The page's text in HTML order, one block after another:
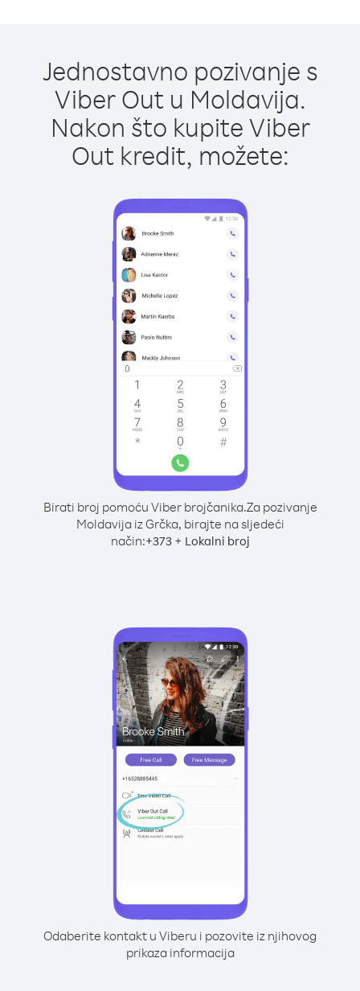
Jednostavno pozivanje s
Viber Out u Moldavija.
Nakon što kupite Viber
Out kredit, možete:
Birati broj pomoću Viber brojčanika.Za pozivanje
Moldavija iz Grčka, birajte na sljedeći
način:+373+ Lokalni broj
Odaberite kontakt u Viberu i pozovite iz njihovog
prikaza informacija